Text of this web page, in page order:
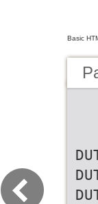
Basic